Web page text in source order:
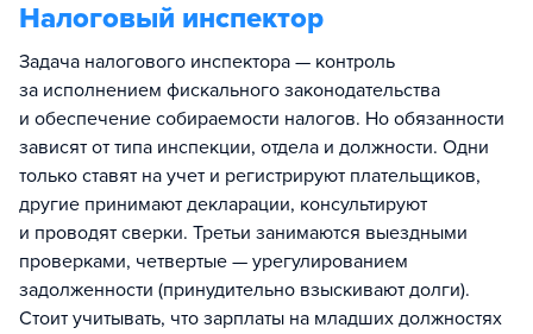
Налоговый инспектор
Задача налогового инспектора — контроль
за исполнением фискального законодательства
и обеспечение собираемости налогов. Но обязанности
зависят от типа инспекции, отдела и должности. Одни
только ставят на учет и регистрируют плательщиков,
другие принимают декларации, консультируют
и проводят сверки. Третьи занимаются выездными
проверками, четвертые — урегулированием
задолженности (принудительно взыскивают долги).
Стоит учитывать, что зарплаты на младших должностях